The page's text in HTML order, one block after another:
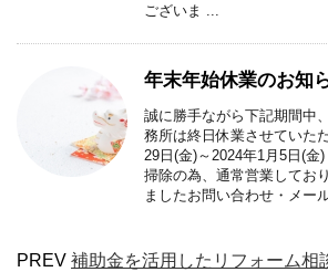
ございま ...
年末年始休業のお知
誠に勝手ながら下記期間中
務所は終日休業させていた
29日(金)～2024年1月5日(
掃除の為、通常営業してお
ましたお問い合わせ・メー
PREV 補助金を活用したリフォーム相